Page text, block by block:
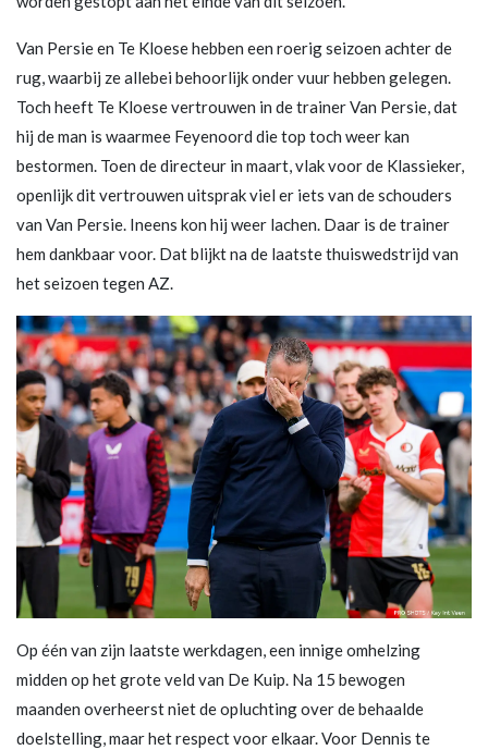
Van Persie en Te Kloese hebben een roerig seizoen achter de
rug, waarbij ze allebei behoorlijk onder vuur hebben gelegen.
Toch heeft Te Kloese vertrouwen in de trainer Van Persie, dat
hij de man is waarmee Feyenoord die top toch weer kan
bestormen. Toen de directeur in maart, vlak voor de Klassieker,
openlijk dit vertrouwen uitsprak viel er iets van de schouders
van Van Persie. Ineens kon hij weer lachen. Daar is de trainer
hem dankbaar voor. Dat blijkt na de laatste thuiswedstrijd van
het seizoen tegen AZ.
Op één van zijn laatste werkdagen, een innige omhelzing
midden op het grote veld van De Kuip. Na 15 bewogen
maanden overheerst niet de opluchting over de behaalde
doelstelling, maar het respect voor elkaar. Voor Dennis te